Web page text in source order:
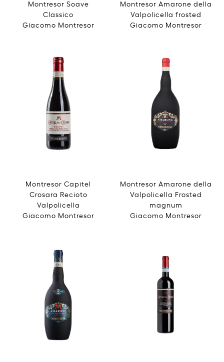
Montresor Soave
Classico
Giacomo Montresor
Montresor Amarone della
Valpolicella frosted
Giacomo Montresor
Montresor Capitel
Crosara Recioto
Valpolicella
Giacomo Montresor
Montresor Amarone della
Valpolicella Frosted
magnum
Giacomo Montresor